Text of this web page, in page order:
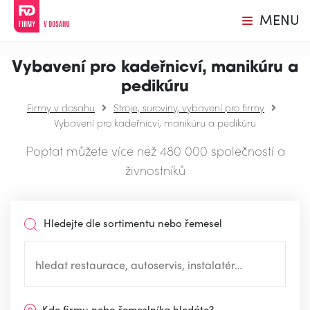
MENU
Vybavení pro kadeřnicví, manikúru a
pedikúru
Firmy v dosahu
Stroje, suroviny, vybavení pro firmy
Vybavení pro kadeřnicví, manikúru a pedikúru
Poptat můžete více než 480 000 společností a
živnostníků
Hledejte dle sortimentu nebo řemesel